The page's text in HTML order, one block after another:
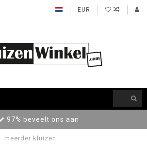
EUR
97% beveelt ons aan
meerder kluizen